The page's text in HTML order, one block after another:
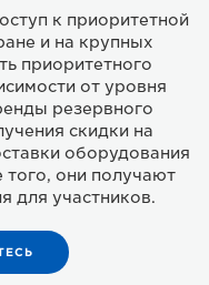
к приоритетной
и на крупных
приоритетного
от уровня
резервного
скидки на
оборудования
того, они получают
для участников.